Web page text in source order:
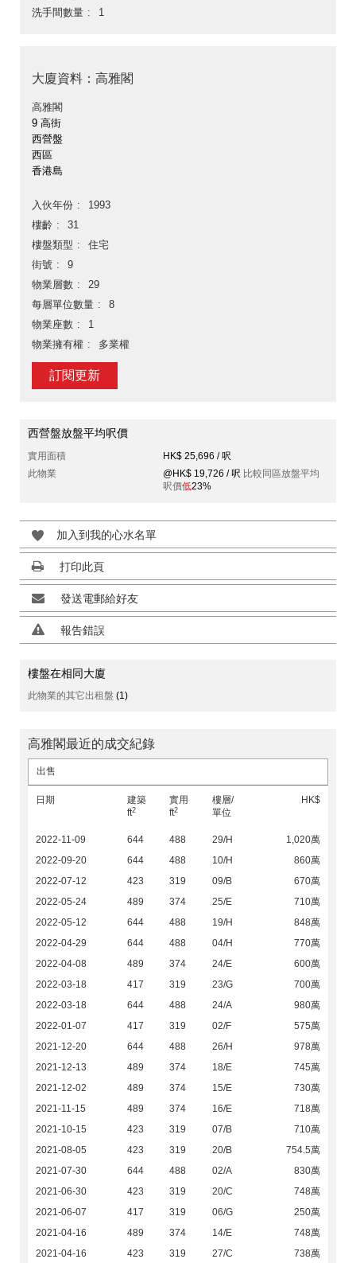
洗手間數量
1
大廈資料：高雅閣
高雅閣
9 高街
西營盤
西區
香港島
入伙年份
1993
樓齡
31
樓盤類型
住宅
街號
9
物業層數
29
每層單位數量
8
物業座數
1
物業擁有權
多業權
訂閱更新
西營盤放盤平均呎價
實用面積
HK$ 25,696 / 呎
此物業
@HK$ 19,726 / 呎 比較同區放盤平均
呎價低23%
加入到我的心水名單
打印此頁
發送電郵給好友
報告錯誤
樓盤在相同大廈
此物業的其它出租盤 (1)
高雅閣最近的成交紀錄
出售
日期
建築
ft2
實用
ft2
樓層/
單位
HK$
2022-11-09 644 488 29/H
1,020萬
2022-09-20
644 488 10/H
860萬
2022-07-12
423 319 09/B
670萬
2022-05-24
489 374 25/E
710萬
2022-05-12
644 488 19/H
848萬
2022-04-29
644 488 04/H
770萬
2022-04-08
489 374 24/E
600萬
2022-03-18
417 319 23/G
700萬
2022-03-18
644 488 24/A
980萬
2022-01-07
417 319 02/F
575萬
2021-12-20
644 488 26/H
978萬
2021-12-13
489 374 18/E
745萬
2021-12-02
489 374 15/E
730萬
2021-11-15
489 374 16/E
718萬
2021-10-15
423 319 07/B
710萬
2021-08-05
423 319 20/B
754.5萬
2021-07-30
644 488 02/A
830萬
2021-06-30
423 319 20/C
748萬
2021-06-07
417 319 06/G
250萬
2021-04-16
489 374 14/E
748萬
2021-04-16
423 319 27/C 738萬